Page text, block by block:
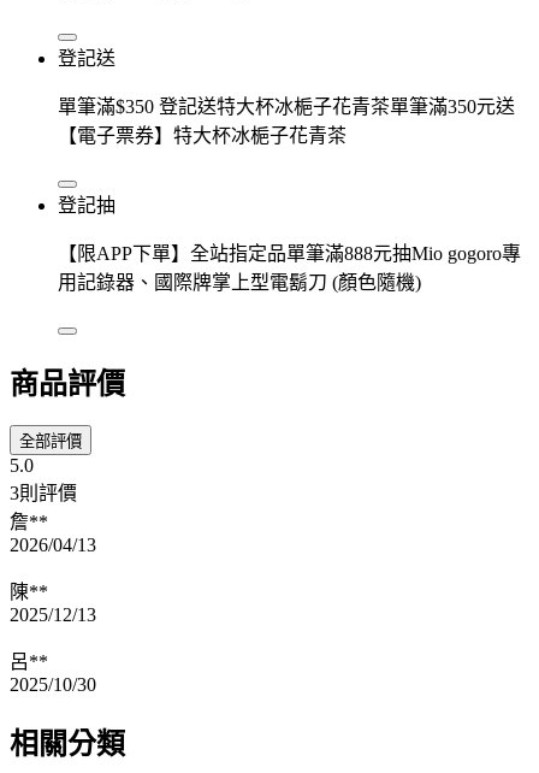
登記送
單筆滿$350 登記送特大杯冰梔子花青茶單筆滿350元送
【電子票券】特大杯冰梔子花青茶
登記抽
【限APP下單】全站指定品單筆滿888元抽Mio gogoro專
用記錄器、國際牌掌上型電鬍刀 (顏色隨機)
商品評價
全部評價
5.0
3則評價
詹**
2026/04/13
陳**
2025/12/13
呂**
2025/10/30
相關分類